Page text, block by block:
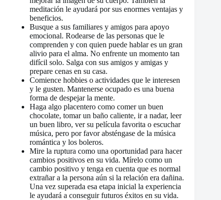
meditación le ayudará por sus enormes ventajas y
beneficios.
Busque a sus familiares y amigos para apoyo
emocional. Rodearse de las personas que le
comprenden y con quien puede hablar es un gran
alivio para el alma. No enfrente un momento tan
difícil solo. Salga con sus amigos y amigas y
prepare cenas en su casa.
Comience hobbies o actividades que le interesen
y le gusten. Mantenerse ocupado es una buena
forma de despejar la mente.
Haga algo placentero como comer un buen
chocolate, tomar un baño caliente, ir a nadar, leer
un buen libro, ver su película favorita o escuchar
música, pero por favor absténgase de la música
romántica y los boleros.
Mire la ruptura como una oportunidad para hacer
cambios positivos en su vida. Mírelo como un
cambio positivo y tenga en cuenta que es normal
extrañar a la persona aún si la relación era dañina.
Una vez superada esa etapa inicial la experiencia
le ayudará a conseguir futuros éxitos en su vida.